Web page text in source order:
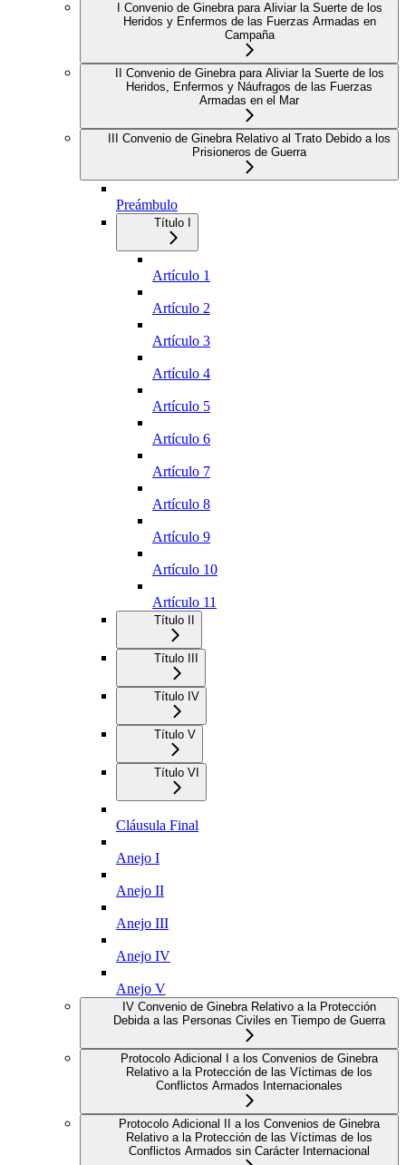
I Convenio de Ginebra para Aliviar la Suerte de los
Heridos y Enfermos de las Fuerzas Armadas en
Campaña
II Convenio de Ginebra para Aliviar la Suerte de los
Heridos, Enfermos y Náufragos de las Fuerzas
Armadas en el Mar
III Convenio de Ginebra Relativo al Trato Debido a los
Prisioneros de Guerra
Preámbulo
Título I
Artículo 1
Artículo 2
Artículo 3
Artículo 4
Artículo 5
Artículo 6
Artículo 7
Artículo 8
Artículo 9
Artículo 10
Artículo 11
Título II
Título III
Título IV
Título V
Título VI
Cláusula Final
Anejo I
Anejo II
Anejo III
Anejo IV
Anejo V
IV Convenio de Ginebra Relativo a la Protección
Debida a las Personas Civiles en Tiempo de Guerra
Protocolo Adicional I a los Convenios de Ginebra
Relativo a la Protección de las Víctimas de los
Conflictos Armados Internacionales
Protocolo Adicional II a los Convenios de Ginebra
Relativo a la Protección de las Víctimas de los
Conflictos Armados sin Carácter Internacional